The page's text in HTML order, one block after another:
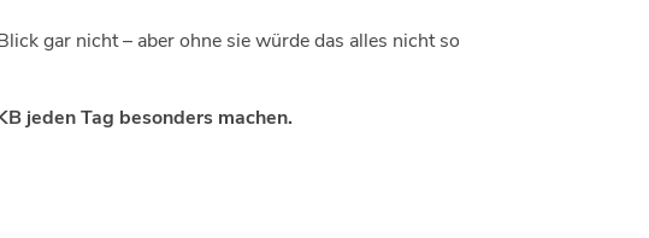
gar nicht – aber ohne sie würde das alles nicht so
jeden Tag besonders machen.